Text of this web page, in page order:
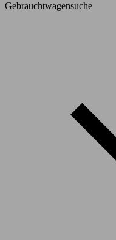
Gebrauchtwagensuche